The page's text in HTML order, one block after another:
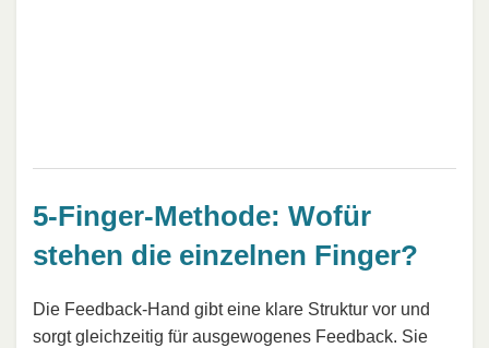
5-Finger-Methode: Wofür
stehen die einzelnen Finger?
Die Feedback-Hand gibt eine klare Struktur vor und
sorgt gleichzeitig für ausgewogenes Feedback. Sie